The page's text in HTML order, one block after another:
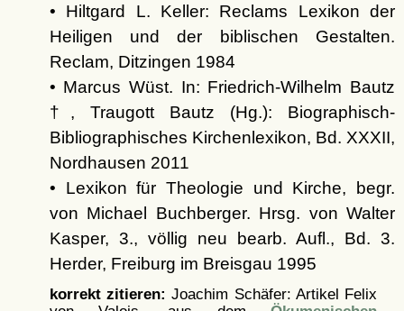
• Hiltgard L. Keller: Reclams Lexikon der
Heiligen und der biblischen Gestalten.
Reclam, Ditzingen 1984
• Marcus Wüst. In: Friedrich-Wilhelm Bautz
†, Traugott Bautz (Hg.): Biographisch-
Bibliographisches Kirchenlexikon, Bd. XXXII,
Nordhausen 2011
• Lexikon für Theologie und Kirche, begr.
von Michael Buchberger. Hrsg. von Walter
Kasper, 3., völlig neu bearb. Aufl., Bd. 3.
Herder, Freiburg im Breisgau 1995
korrekt zitieren: Joachim Schäfer: Artikel Felix